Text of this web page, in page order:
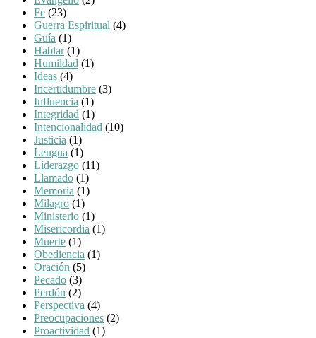
Fe (23)
Guerra Espiritual (4)
Guía (1)
Hablar(1)
Humildad (1)
Ideas (4)
Incertidumbre (3)
Influencia (1)
Integridad (1)
Intencionalidad (10)
Justicia (1)
Lengua (1)
Líderazgo (11)
Llamado (1)
Memoria (1)
Milagro (1)
Ministerio (1)
Misericordia (1)
Muerte (1)
Obediencia (1)
Oración (5)
Pecado (3)
Perdón (2)
Perspectiva (4)
Preocupaciones (2)
Proactividad (1)